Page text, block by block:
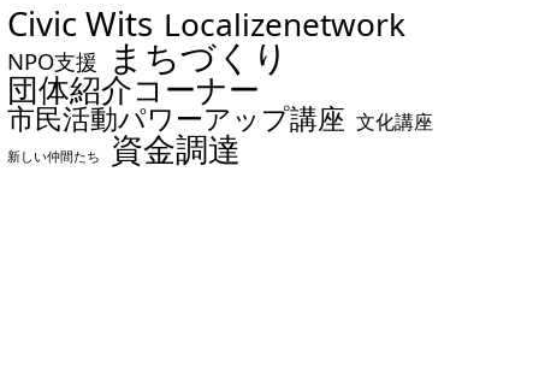
Civic Wits Localizenetwork
NPO支援 まちづくり
団体紹介コーナー
市民活動パワーアップ講座 文化講座
新しい仲間たち 資金調達